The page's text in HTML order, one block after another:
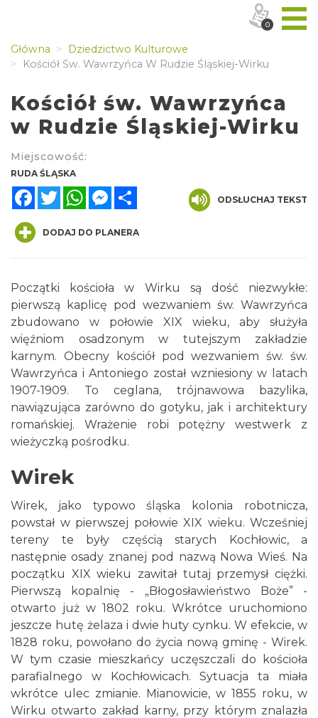
Główna
Dziedzictwo Kulturowe
Kościół Św. Wawrzyńca W Rudzie Śląskiej-Wirku
Kościół św. Wawrzyńca
w Rudzie Śląskiej-Wirku
Miejscowość:
RUDA ŚLĄSKA
FacebookTwitterWhatsAppMessenger
ODSŁUCHAJ TEKST
DODAJ DO PLANERA
Początki kościoła w Wirku są dość niezwykłe:
pierwszą kaplicę pod wezwaniem św. Wawrzyńca
zbudowano w połowie XIX wieku, aby służyła
więźniom osadzonym w tutejszym zakładzie
karnym. Obecny kościół pod wezwaniem św. św.
Wawrzyńca i Antoniego został wzniesiony w latach
1907-1909. To ceglana, trójnawowa bazylika,
nawiązująca zarówno do gotyku, jak i architektury
romańskiej. Wrażenie robi potężny westwerk z
wieżyczką pośrodku.
Wirek
Wirek, jako typowo śląska kolonia robotnicza,
powstał w pierwszej połowie XIX wieku. Wcześniej
tereny te były częścią starych Kochłowic, a
następnie osady znanej pod nazwą Nowa Wieś. Na
początku XIX wieku zawitał tutaj przemysł ciężki.
Pierwszą kopalnię - „Błogosławieństwo Boże” -
otwarto już w 1802 roku. Wkrótce uruchomiono
jeszcze hutę żelaza i dwie huty cynku. W efekcie, w
1828 roku, powołano do życia nową gminę - Wirek.
W tym czasie mieszkańcy uczęszczali do kościoła
parafialnego w Kochłowicach. Sytuacja ta miała
wkrótce ulec zmianie. Mianowicie, w 1855 roku, w
Wirku otwarto zakład karny, przy którym znalazła
0